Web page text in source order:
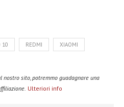
10 REDMI XIAOMI
sito, potremmo guadagnare una
Ulteriori info